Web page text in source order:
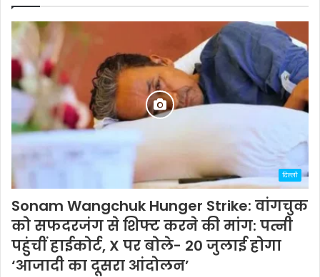
दिल्ली
Sonam Wangchuk Hunger Strike: वांगचुक
को सफदरजंग से शिफ्ट करने की मांग: पत्नी
पहुंचीं हाईकोर्ट, X पर बोले- 20 जुलाई होगा
‘आजादी का दूसरा आंदोलन’